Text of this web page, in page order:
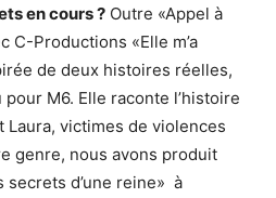
en cours ? Outre «Appel à
C-Productions «Elle m’a
de deux histoires réelles,
M6. Elle raconte l’histoire
victimes de violences
genre, nous avons produit
secrets d’une reine» à